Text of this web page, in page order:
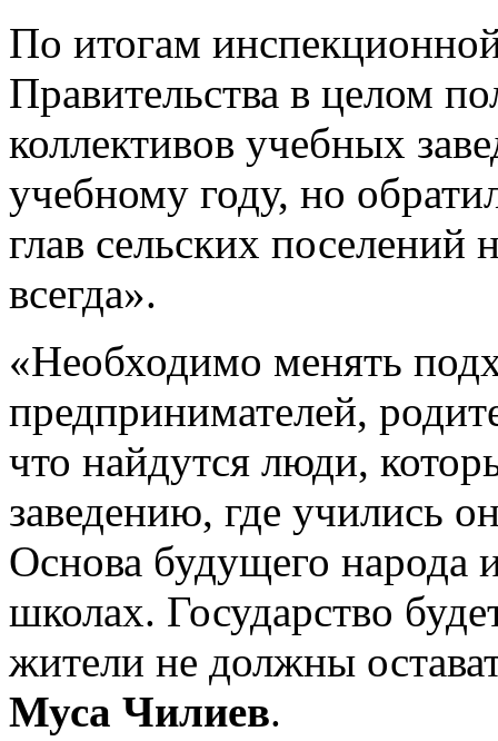
По итогам
Правительства в целом
коллективов учебных
учебному году, но
глав сельских
всегда».
«Необходимо менять
предпринимателей,
что найдутся люди,
заведению, где учились
Основа будущего народа
школах. Государство
жители не должны
Муса Чилиев.